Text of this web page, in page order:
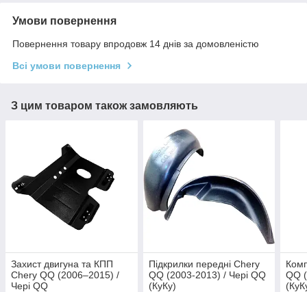
Умови повернення
Повернення товару впродовж 14 днів за домовленістю
Всі умови повернення
З цим товаром також замовляють
Захист двигуна та КПП
Chery QQ (2006–2015) /
Чері QQ
Підкрилки передні Chery
QQ (2003-2013) / Чері QQ
(КуКу)
QQ